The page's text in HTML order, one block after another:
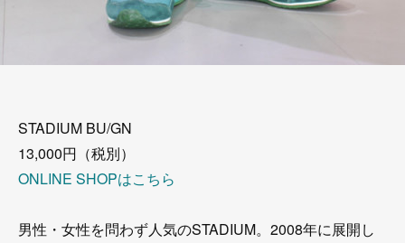
STADIUM BU/GN
13,000円（税別）
ONLINE SHOPはこちら
男性・女性を問わず人気のSTADIUM。2008年に展開し